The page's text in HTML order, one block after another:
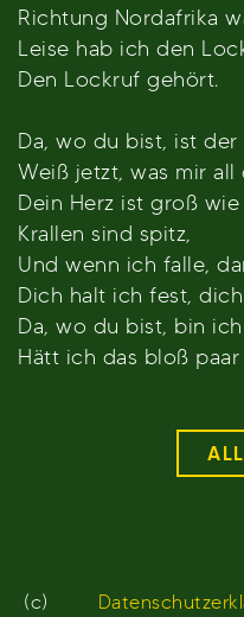
Richtung Nordafrika
Leise hab ich den
Den Lockruf gehört.
Da, wo du bist, ist der
Weiß jetzt, was mir
Dein Herz ist groß
Krallen sind spitz,
Und wenn ich falle,
Dich halt ich fest,
Da, wo du bist, bin
Hätt ich das bloß
(c)